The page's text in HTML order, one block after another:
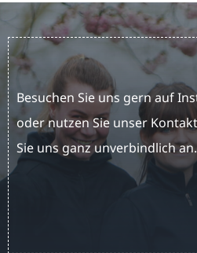
News
Kontakt
Besuchen Sie uns gern auf
oder nutzen Sie unser
Sie uns ganz unverbindlich